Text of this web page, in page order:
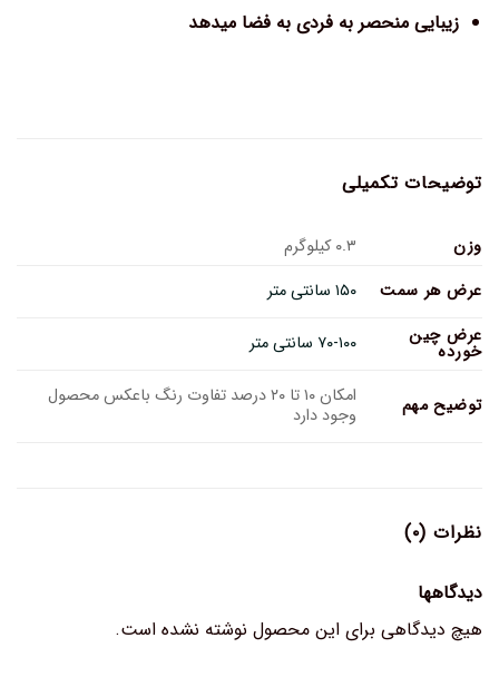
زیبایی منحصر به فردی به فضا میدهد
توضیحات تکمیلی
وزن
۰.۳ کیلوگرم
عرض هر سمت
۱۵۰ سانتی متر
عرض چین
خورده ۷۰-۱۰۰ سانتی متر
توضیح مهم امکان ۱۰ تا ۲۰ درصد تفاوت رنگ باعکس محصول
وجود دارد
نظرات (۰)
دیدگاهها
هیچ دیدگاهی برای این محصول نوشته نشده است.